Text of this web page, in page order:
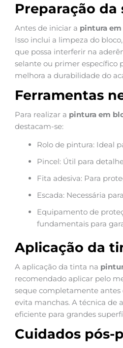
Preparação
Antes de iniciar a pintura
Isso inclui a limpeza do
que possa interferir na
selante ou primer específico
melhora a durabilidade do
Ferramentas
Para realizar a pintura em
destacam-se:
Rolo de pintura: Ideal
Pincel: Útil para
Fita adesiva: Para
Escada: Necessária
Equipamento de
fundamentais para
Aplicação da
A aplicação da tinta na
recomendado aplicar pelo
seque completamente antes
evita manchas. A técnica de
eficiente para grandes
Cuidados pós-